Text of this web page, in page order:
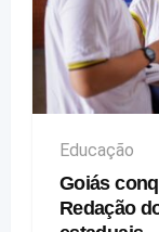
Educação
Goiás
Redação